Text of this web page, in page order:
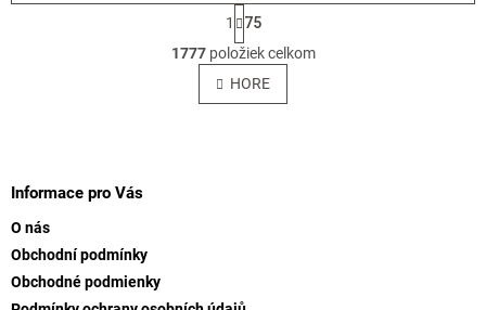
O
v
l
á
S
t
r
á
n
k
1
75
1777položiek celkom
HORE
Informace pro Vás
O nás
Obchodní podmínky
Obchodné podmienky